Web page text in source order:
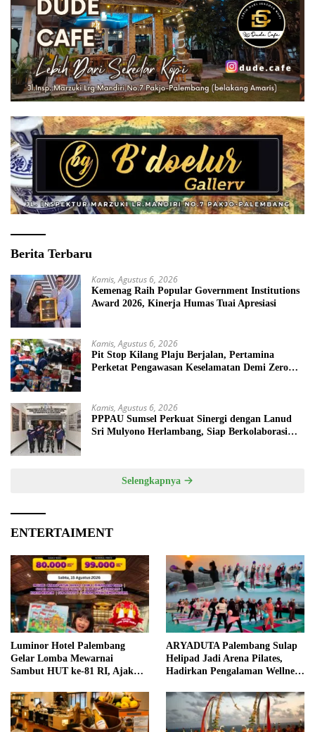
Berita Terbaru
Kamis, Agustus 6, 2026
Kemenag Raih Popular Government Institutions
Award 2026, Kinerja Humas Tuai Apresiasi
Kamis, Agustus 6, 2026
Pit Stop Kilang Plaju Berjalan, Pertamina
Perketat Pengawasan Keselamatan Demi Zero
Kamis, Agustus 6, 2026
PPPAU Sumsel Perkuat Sinergi dengan Lanud
Sri Mulyono Herlambang, Siap Berkolaborasi
Selengkapnya
ENTERTAIMENT
Luminor Hotel Palembang
Gelar Lomba Mewarnai
Sambut HUT ke-81 RI, Ajak
ARYADUTA Palembang Sulap
Helipad Jadi Arena Pilates,
Hadirkan Pengalaman Wellness